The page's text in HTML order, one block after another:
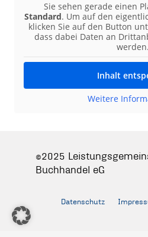
Sie sehen gerade einen
Standard. Um auf den
klicken Sie auf den Button
dass dabei Daten an
werden.
Inhalt
Weitere
©2025
Buchhandel eG
Datenschutz